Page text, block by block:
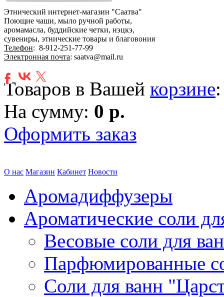
Этнический интернет-магазин "Саатва"
Поющие чаши, мыло ручной работы,
аромамасла, буддийские четки, нэцкэ,
сувениры, этнические товары и благовония
Телефон: 8-912-251-77-99
Электронная почта: saatva@mail.ru
Товаров в Вашей корзине
На сумму: 0 р.
Оформить заказ
О нас Магазин Кабинет Новости
Аромадиффузеры
Ароматические соли
Весовые соли для
Парфюмированные
Соли для ванн